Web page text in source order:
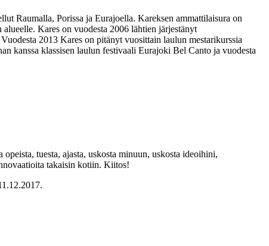
Raumalla, Porissa ja Eurajoella. Kareksen ammattilaisura on
Kares on vuodesta 2006 lähtien järjestänyt
2013 Kares on pitänyt vuosittain laulun mestarikurssia
kanssa klassisen laulun festivaali Eurajoki Bel Canto ja vuodesta
tuesta, ajasta, uskosta minuun, uskosta ideoihini,
takaisin kotiin. Kiitos!